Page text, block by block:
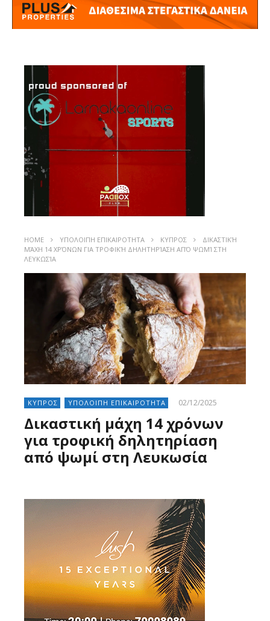
HOME ΥΠΟΛΟΙΠΗ ΕΠΙΚΑΙΡΟΤΗΤΑ ΚΥΠΡΟΣ
ΔΙΚΑΣΤΙΚΉ
ΜΆΧΗ 14 ΧΡΌΝΩΝ ΓΙΑ ΤΡΟΦΙΚΉ ΔΗΛΗΤΗΡΊΑΣΗ ΑΠΌ ΨΩΜΊ ΣΤΗ
ΛΕΥΚΩΣΊΑ
ΚΥΠΡΟΣ ΥΠΟΛΟΙΠΗ ΕΠΙΚΑΙΡΟΤΗΤΑ 02/12/2025
Δικαστική μάχη 14 χρόνων
για τροφική δηλητηρίαση
από ψωμί στη Λευκωσία